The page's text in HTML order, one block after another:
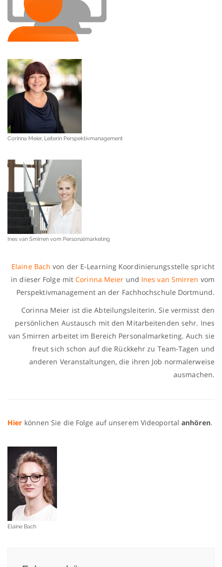
Corinna Meier, Leiterin Perspektivmanagement
Ines van Smirren vom Personalmarketing
Elaine Bach von der E-Learning Koordinierungsstelle spricht
in dieser Folge mitCorinna Meier und Ines van Smirren vom
Perspektivmanagement an der Fachhochschule Dortmund.
Corinna Meier ist die Abteilungsleiterin. Sie vermisst den
persönlichen Austausch mit den Mitarbeitenden sehr. Ines
van Smirren arbeitet im Bereich Personalmarketing. Auch sie
freut sich schon auf die Rückkehr zu Team-Tagen und
anderen Veranstaltungen, die ihren Job normalerweise
ausmachen.
Hier können Sie die Folge auf unserem Videoportalanhören.
Elaine Bach